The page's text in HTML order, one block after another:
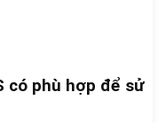
có phù hợp để sử